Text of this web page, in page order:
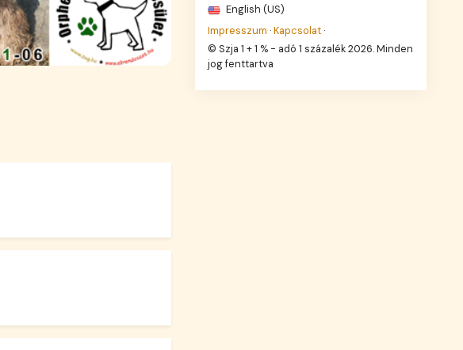
English (US)
Impresszum ·Kapcsolat ·
© Szja 1 + 1 % - adó 1 százalék 2026. Minden
jog fenttartva